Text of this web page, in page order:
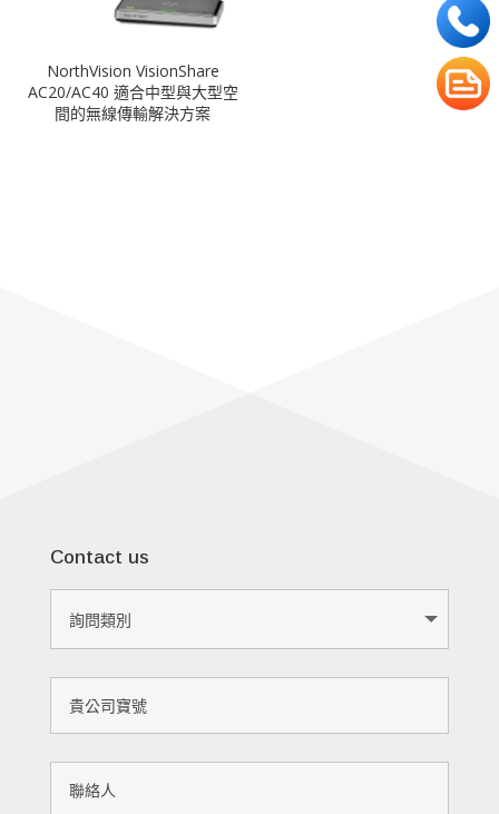
NorthVision VisionShare
AC20/AC40 適合中型與大型空
間的無線傳輸解決方案
Contact us